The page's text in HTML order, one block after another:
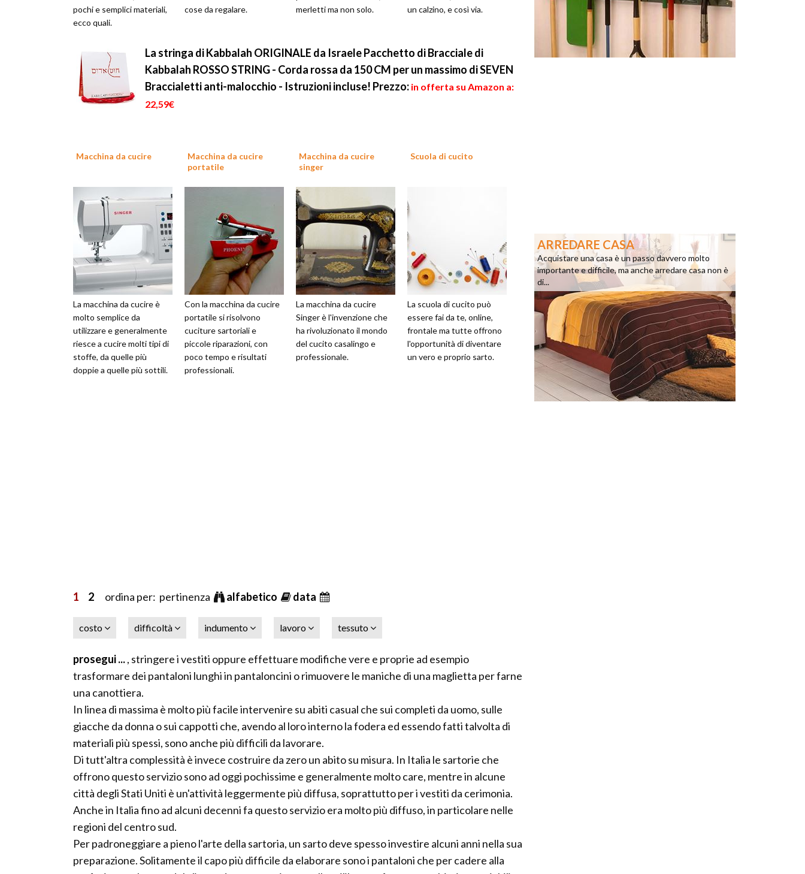
pochi e semplici materiali,
ecco quali.
cose da regalare.
merletti ma non solo.
un calzino, e così via.
La stringa di Kabbalah ORIGINALE da Israele Pacchetto di Bracciale di
Kabbalah ROSSO STRING - Corda rossa da 150 CM per un massimo di SEVEN
Braccialetti anti-malocchio - Istruzioni incluse! Prezzo: in offerta su Amazon a:
22,59€
Macchina da cucire
La macchina da cucire è
molto semplice da
utilizzare e generalmente
riesce a cucire molti tipi di
stoffe, da quelle più
doppie a quelle più sottili.
Macchina da cucire
portatile
Con la macchina da cucire
portatile si risolvono
cuciture sartoriali e
piccole riparazioni, con
poco tempo e risultati
professionali.
Macchina da cucire
singer
La macchina da cucire
Singer è l'invenzione che
ha rivoluzionato il mondo
del cucito casalingo e
professionale.
Scuola di cucito
La scuola di cucito può
essere fai da te, online,
frontale ma tutte offrono
l'opportunità di diventare
un vero e proprio sarto.
1 2 ordina per: pertinenza alfabetico data
costo difficoltà indumento lavoro tessuto
prosegui ..., stringere i vestiti oppure effettuare modifiche vere e proprie ad esempio
trasformare dei pantaloni lunghi in pantaloncini o rimuovere le maniche di una maglietta per farne
una canottiera.
In linea di massima è molto più facile intervenire su abiti casual che sui completi da uomo, sulle
giacche da donna o sui cappotti che, avendo al loro interno la fodera ed essendo fatti talvolta di
materiali più spessi, sono anche più difficili da lavorare.
Di tutt'altra complessità è invece costruire da zero un abito su misura. In Italia le sartorie che
offrono questo servizio sono ad oggi pochissime e generalmente molto care, mentre in alcune
città degli Stati Uniti è un'attività leggermente più diffusa, soprattutto per i vestiti da cerimonia.
Anche in Italia fino ad alcuni decenni fa questo servizio era molto più diffuso, in particolare nelle
regioni del centro sud.
Per padroneggiare a pieno l'arte della sartoria, un sarto deve spesso investire alcuni anni nella sua
preparazione. Solitamente il capo più difficile da elaborare sono i pantaloni che per cadere alla
ARREDARE CASA
Acquistare una casa è un passo davvero molto
importante e difficile, ma anche arredare casa non è
di...